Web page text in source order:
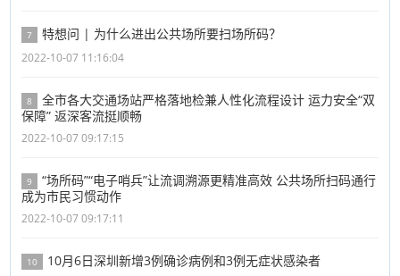
7 特想问 | 为什么进出公共场所要扫场所码？
2022-10-07 11:16:04
8
全市各大交通场站严格落地检兼人性化流程设计 运力安全“双
保障” 返深客流挺顺畅
2022-10-07 09:17:15
9
“场所码”“电子哨兵”让流调溯源更精准高效 公共场所扫码通行
成为市民习惯动作
2022-10-07 09:17:11
10 10月6日深圳新增3例确诊病例和3例无症状感染者